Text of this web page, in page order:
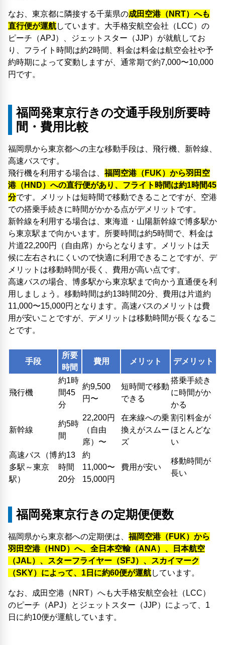
なお、東京都に隣接する千葉県の成田空港（NRT）へも
直行便が運航しています。大手格安航空会社（LCC）の
ピーチ（APJ）、ジェットスター（JJP）が就航してお
り、フライト時間は約2時間、料金は料金は航空会社や予
約時期によって変動しますが、通常期で約7,000〜10,000
円です。
福岡発東京行きの交通手段別所要時
間・費用比較
福岡県から東京都への主な移動手段は、飛行機、新幹線、
高速バスです。
飛行機を利用する場合は、福岡空港（FUK）から羽田空
港（HND）への直行便があり、フライト時間は約1時間45
分です。メリットは短時間で移動できることですが、空港
での搭乗手続きに時間がかかる点がデメリットです。
新幹線を利用する場合は、東海道・山陽新幹線で博多駅か
ら東京駅まで向かいます。所要時間は約5時間で、料金は
片道22,200円（自由席）からとなります。メリットは天
候に左右されにくいので快適に利用できることですが、デ
メリットは移動時間が長く、費用が高い点です。
高速バスの場合、博多駅から東京駅まで向かう直通便を利
用しましょう。移動時間は約13時間20分、費用は片道約
11,000〜15,000円となります。高速バスのメリットは費
用が安いことですが、デメリットは移動時間が長くなるこ
とです。
手段
所要
時間
費用 メリット デメリット
飛行機
約1時
間45
分
約9,500
円〜
短時間で移動
できる
搭乗手続き
に時間がか
かる
新幹線
約5時
間
22,200円
（自由
席）〜
在来線への乗
換えがスムー
ズ
割引料金が
ほとんどな
い
高速バス（博
多駅～東京
駅）
約13
時間
20分
約
11,000〜
15,000円
費用が安い
移動時間が
長い
福岡発東京行きの定期便便数
福岡県から東京都への定期便は、福岡空港（FUK）から
羽田空港（HND）へ、全日本空輸（ANA）、日本航空
（JAL）、スターフライヤー（SFJ）、スカイマーク
（SKY）によって、1日に約60便が運航しています。
なお、成田空港（NRT）へも大手格安航空会社（LCC）
のピーチ（APJ）とジェットスター（JJP）によって、1
日に約10便が運航しています。